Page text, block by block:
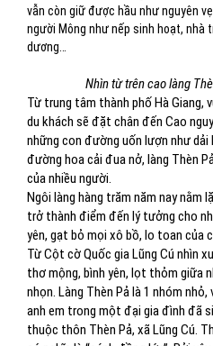
vẫn còn giữ được hầu như nguyên
người Mông như nếp sinh hoạt, nhà
dương…
Nhìn từ trên cao làng
Từ trung tâm thành phố Hà Giang,
du khách sẽ đặt chân đến Cao
những con đường uốn lượn như
đường hoa cải đua nở, làng Thèn
của nhiều người.
Ngôi làng hàng trăm năm nay nằm
trở thành điểm đến lý tưởng cho
yên, gạt bỏ mọi xô bồ, lo toan của
Từ Cột cờ Quốc gia Lũng Cú nhìn
thơ mộng, bình yên, lọt thỏm giữa
nhọn. Làng Thèn Pả là 1 nhóm
anh em trong một đại gia đình đã
thuộc thôn Thèn Pả, xã Lũng Cú.